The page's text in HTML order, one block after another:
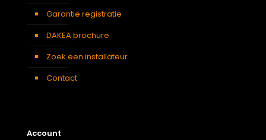
Garantie registratie
DAKEA brochure
Zoek een installateur
Contact
Account